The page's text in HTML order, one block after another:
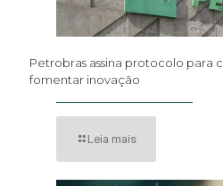
Petrobras assina protocolo para
fomentar inovação
Leia mais